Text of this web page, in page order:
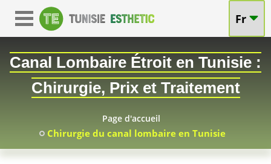
Fr
Canal Lombaire Étroit en Tunisie :
Chirurgie, Prix et Traitement
Page d'accueil
Chirurgie du canal lombaire en Tunisie